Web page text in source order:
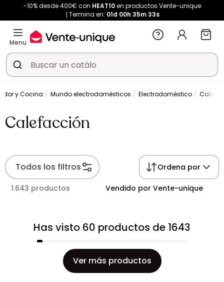
-10% desde 400€ con HEAT10en productos Vente-unique
Termina en: 01d 00h 35m33s
Menu
y Cocina Mundo electrodomésticos Electrodoméstico
Calefacción
Todos los filtros Ordena por
1.643 productos Vendido por Vente-unique
Has visto 60 productos de 1643
Ver más productos